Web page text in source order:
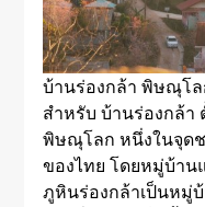
บ้านร่องกล้า พิษณุโล
สำหรับ บ้านร่องกล้า
พิษณุโลก หนึ่งในจุด
ของไทย โดยหมู่บ้าน
ภูหินร่องกล้าเป็นหมู่บ้